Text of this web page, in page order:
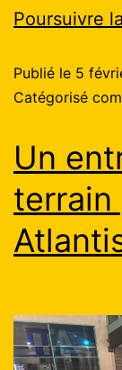
Poursuivre
Publié le 5
Catégorisé
Un
terrain